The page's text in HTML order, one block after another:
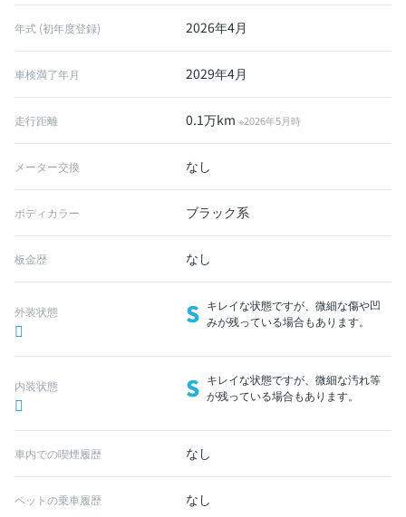
年式 (初年度登録) 2026年4月
車検満了年月 2029年4月
走行距離 0.1万km※2026年5月時
メーター交換 なし
ボディカラー ブラック系
板金歴 なし
外装状態 S キレイな状態ですが、微細な傷や凹
みが残っている場合もあります。
内装状態 S キレイな状態ですが、微細な汚れ等
が残っている場合もあります。
車内での喫煙履歴 なし
ペットの乗車履歴 なし